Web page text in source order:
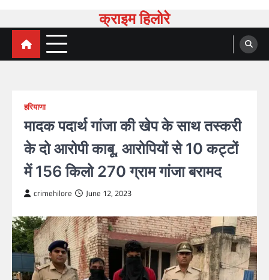
क्राइम हिलोरे
हरियाणा
मादक पदार्थ गांजा की खेप के साथ तस्करी
के दो आरोपी काबू, आरोपियों से 10 कट्टों
में 156 किलो 270 ग्राम गांजा बरामद
crimehilore June 12, 2023